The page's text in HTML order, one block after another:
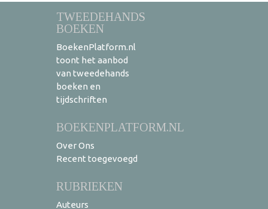
TWEEDEHANDS
BOEKEN
BoekenPlatform.nl
toont het aanbod
van tweedehands
boeken en
tijdschriften
BOEKENPLATFORM.NL
Over Ons
Recent toegevoegd
RUBRIEKEN
Auteurs